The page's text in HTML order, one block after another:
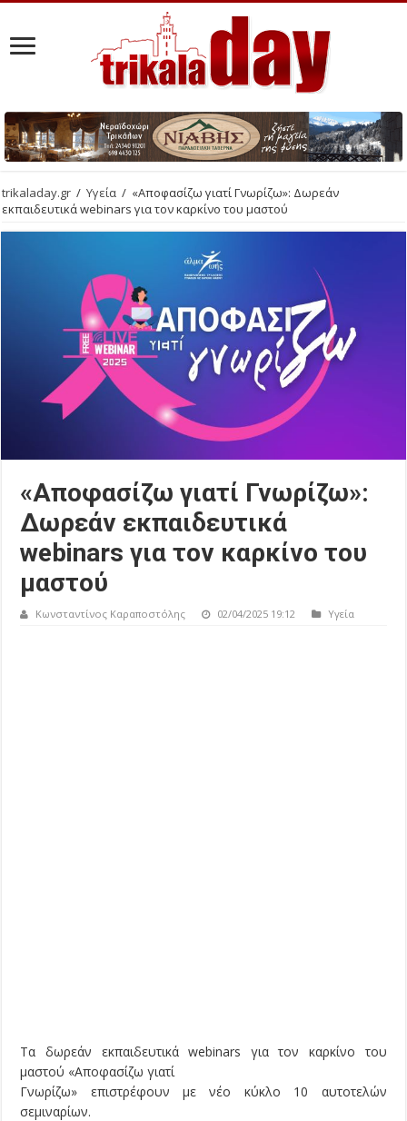
trikaladay.gr / Υγεία / «Αποφασίζω γιατί Γνωρίζω»: Δωρεάν
εκπαιδευτικά webinars για τον καρκίνο του μαστού
«Αποφασίζω γιατί Γνωρίζω»:
Δωρεάν εκπαιδευτικά
webinars για τον καρκίνο του
μαστού
Κωνσταντίνος Καραποστόλης 02/04/2025 19:12 Υγεία
Τα δωρεάν εκπαιδευτικά webinars για τον καρκίνο του
μαστού «Αποφασίζω γιατί
Γνωρίζω» επιστρέφουν με νέο κύκλο 10 αυτοτελών
σεμιναρίων.